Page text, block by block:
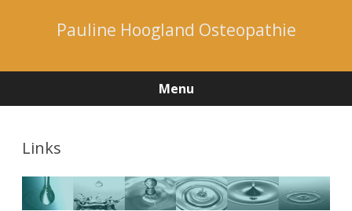
Pauline Hoogland Osteopathie
Menu
Links